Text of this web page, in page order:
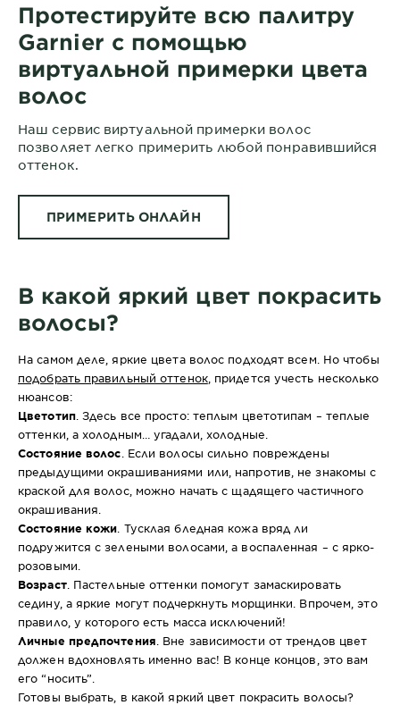
Протестируйте всю палитру
Garnier с помощью
виртуальной примерки цвета
волос
Наш сервис виртуальной примерки волос
позволяет легко примерить любой понравившийся
оттенок.
ПРИМЕРИТЬ ОНЛАЙН
В какой яркий цвет покрасить
волосы?
На самом деле, яркие цвета волос подходят всем. Но чтобы
подобрать правильный оттенок, придется учесть несколько
нюансов:
Цветотип. Здесь все просто: теплым цветотипам – теплые
оттенки, а холодным… угадали, холодные.
Состояние волос . Если волосы сильно повреждены
предыдущими окрашиваниями или, напротив, не знакомы с
краской для волос, можно начать с щадящего частичного
окрашивания.
Состояние кожи . Тусклая бледная кожа вряд ли
подружится с зелеными волосами, а воспаленная – с ярко-
розовыми.
Возраст. Пастельные оттенки помогут замаскировать
седину, а яркие могут подчеркнуть морщинки. Впрочем, это
правило, у которого есть масса исключений!
Личные предпочтения . Вне зависимости от трендов цвет
должен вдохновлять именно вас! В конце концов, это вам
его “носить”.
Готовы выбрать, в какой яркий цвет покрасить волосы?